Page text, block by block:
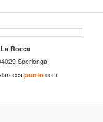
Rocca
Sperlonga
punto com